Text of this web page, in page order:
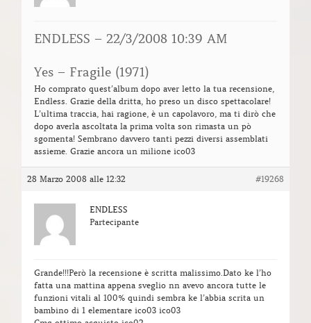
ENDLESS – 22/3/2008 10:39 AM
Yes – Fragile (1971)
Ho comprato quest’album dopo aver letto la tua recensione,
Endless. Grazie della dritta, ho preso un disco spettacolare!
L’ultima traccia, hai ragione, è un capolavoro, ma ti dirò che
dopo averla ascoltata la prima volta son rimasta un pò
sgomenta! Sembrano davvero tanti pezzi diversi assemblati
assieme. Grazie ancora un milione ico03
28 Marzo 2008 alle 12:32 #19268
ENDLESS
Partecipante
Grande!!!Però la recensione è scritta malissimo.Dato ke l’ho
fatta una mattina appena sveglio nn avevo ancora tutte le
funzioni vitali al 100% quindi sembra ke l’abbia scrita un
bambino di 1 elementare ico03 ico03